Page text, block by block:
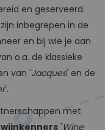
en geserveerd.
inbegrepen in de
en bij wie je aan
o.a. de klassieke
van 'Jacques' en de
'.
met
' Wine